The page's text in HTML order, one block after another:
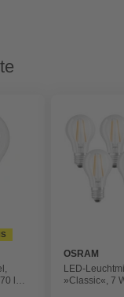
lm,
OSRAM
LED-
»Classic«, 7